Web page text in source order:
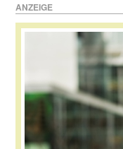
ANZEIGE